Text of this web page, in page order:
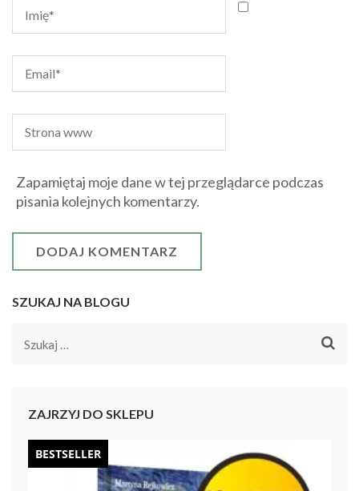
Zapamiętaj moje dane w tej przeglądarce podczas
pisania kolejnych komentarzy.
SZUKAJ NA BLOGU
Szukaj:
ZAJRZYJ DO SKLEPU
BESTSELLER